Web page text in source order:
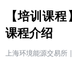
【培训课
课程介绍
上海环境能源交易所 |